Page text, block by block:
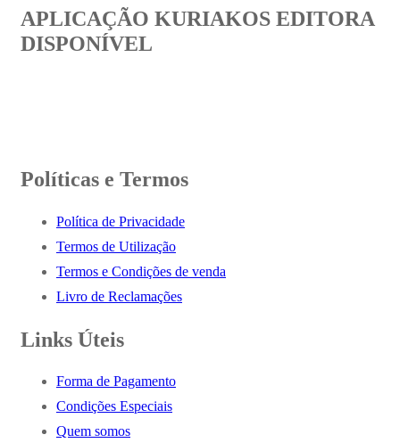
APLICAÇÃO KURIAKOS EDITORA
DISPONÍVEL
Políticas e Termos
Política de Privacidade
Termos de Utilização
Termos e Condições de venda
Livro de Reclamações
Links Úteis
Forma de Pagamento
Condições Especiais
Quem somos